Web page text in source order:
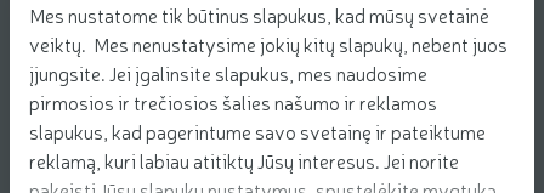
Mes nustatome tik būtinus slapukus, kad mūsų svetainė
veiktų. Mes nenustatysime jokių kitų slapukų, nebent juos
įjungsite. Jei įgalinsite slapukus, mes naudosime
pirmosios ir trečiosios šalies našumo ir reklamos
slapukus, kad pagerintume savo svetainę ir pateiktume
reklamą, kuri labiau atitiktų Jūsų interesus. Jei norite